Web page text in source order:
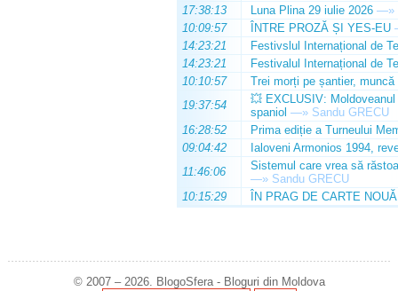
17:38:13
Luna Plina 29 iulie 2026 —»
10:09:57
ÎNTRE PROZĂ ȘI YES-EU
14:23:21
Festivslul Internațional de
14:23:21
Festivalul Internațional de
10:10:57
Trei morți pe șantier, muncă
19:37:54
💥 EXCLUSIV:
spaniol —» Sandu GRECU
16:28:52
Prima ediție a Turneului
09:04:42
Ialoveni Armonios 1994,
11:46:06
Sistemul care vrea să
—» Sandu GRECU
10:15:29
ÎN PRAG DE CARTE NOUĂ
© 2007 – 2026. BlogoSfera - Bloguri din Moldova